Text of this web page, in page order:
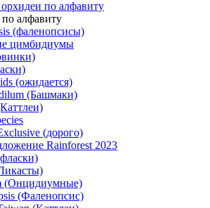
по алфавиту
алфавиту
(фаленопсисы)
цимбидиумы
(ожидается)
(Башмаки)
(дорого)
Rainforest 2023
(Онцидиумные)
(Фаленопсис)